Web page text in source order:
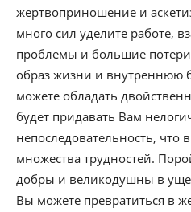
жертвоприношение и
много сил уделите работе,
проблемы и большие
образ жизни и внутреннюю
можете обладать
будет придавать Вам
непоследовательность, что
множества трудностей.
добры и великодушны в
Вы можете превратиться в